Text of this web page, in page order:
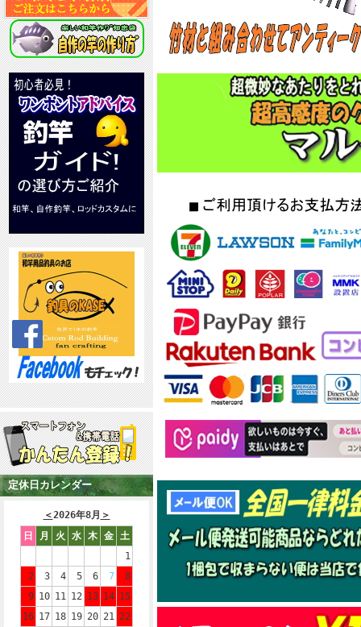
定休日カレンダー
＜2026年8月 ＞
日
月 火 水 木 金
土
1
2
3 4 5 6 7
8
9 10 11 12 13 14 15
16 17 18 19 20 21 22